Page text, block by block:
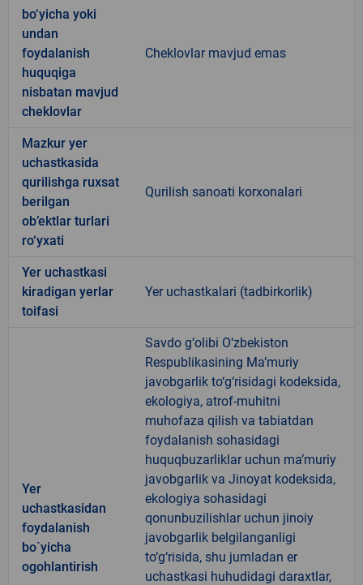
bo‘yicha yoki
undan
foydalanish
huquqiga
nisbatan mavjud
cheklovlar
Cheklovlar mavjud emas
Mazkur yer
uchastkasida
qurilishga ruxsat
berilgan
ob’ektlar turlari
ro‘yxati
Qurilish sanoati korxonalari
Yer uchastkasi
kiradigan yerlar
toifasi
Yer uchastkalari (tadbirkorlik)
Yer
uchastkasidan
foydalanish
bo`yicha
ogohlantirish
Savdo g‘olibi O‘zbekiston
Respublikasining Ma’muriy
javobgarlik to‘g‘risidagi kodeksida,
ekologiya, atrof-muhitni
muhofaza qilish va tabiatdan
foydalanish sohasidagi
huquqbuzarliklar uchun ma’muriy
javobgarlik va Jinoyat kodeksida,
ekologiya sohasidagi
qonunbuzilishlar uchun jinoiy
javobgarlik belgilanganligi
to‘g‘risida, shu jumladan er
uchastkasi huhudidagi daraxtlar,